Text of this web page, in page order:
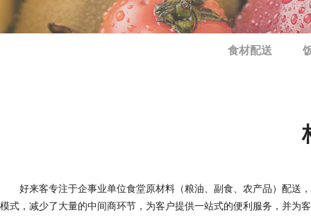
食材配送
好来客专注于企事业单位食堂原材料（粮油、副食、农产品）配送，
模式，减少了大量的中间商环节，为客户提供一站式的便利服务，并为